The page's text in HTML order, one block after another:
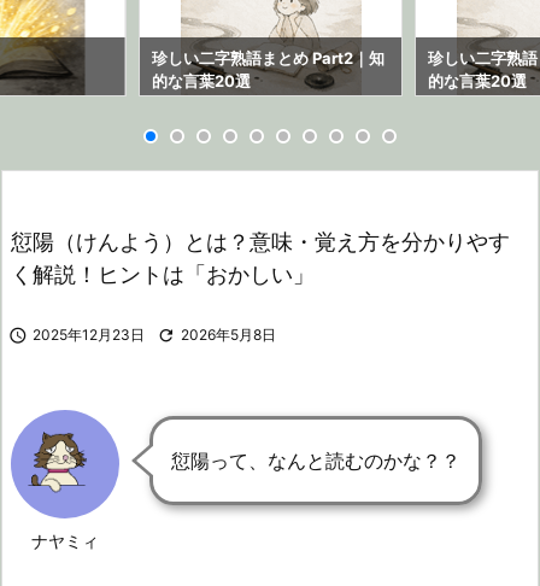
珍しい二字熟語まとめ Part2｜知
的な言葉20選
珍しい二字熟
的な言葉20選
愆陽（けんよう）とは？意味・覚え方を分かりやす
く解説！ヒントは「おかしい」
 2025年12月23日  2026年5月8日
ナヤミィ
愆陽って、なんと読むのかな？？